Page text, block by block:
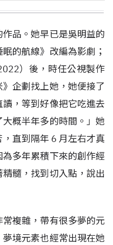
品。她早已是吳明益的
的航線》改編為影劇；
）後，時任公視製作
企劃找上她，她便接了
，等到好像把它吃進去
概半年多的時間。」她
直到隔年 6 月左右才真
多年累積下來的創作經
髓，找到切入點，說出
常複雜，帶有很多夢的元
境元素也經常出現在她